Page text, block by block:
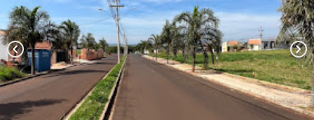
chevron_left chevron_right